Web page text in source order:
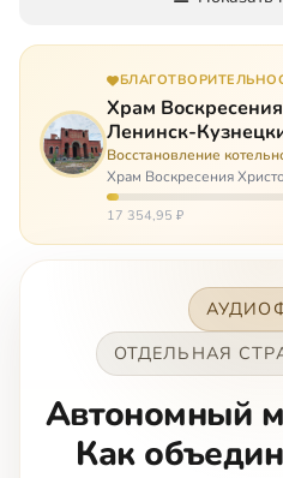
Храм
Ленинск-
Восстановление
Храм Воскресения
Кузнецкий в
открылся всего 20
17 354,95 ₽
ОТДЕЛЬНАЯ
Автономный
Как